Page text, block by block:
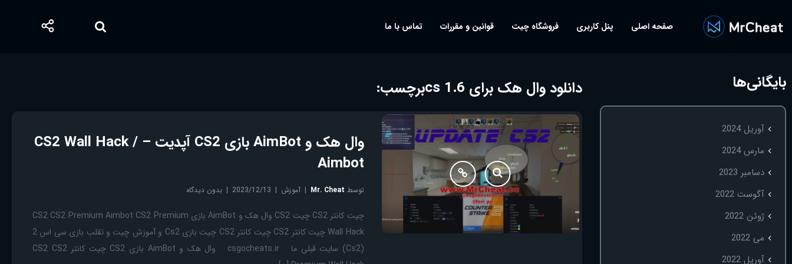
صفحه اصلی پنل کاربری فروشگاه چیت قوانین و مقررات تماس با ما
بایگانی‌ها
آوریل 2024
مارس 2024
دسامبر 2023
آگوست 2022
ژوئن 2022
می 2022
آوریل 2022
برچسب: دانلود وال هک برای cs 1.6
وال هک و AimBot بازی CS2 آپدیت – CS2 Wall Hack /
Aimbot
توسط Mr. Cheat آموزش 2023/12/13 بدون دیدگاه
چیت کانتر CS2 چیت CS2 وال هک و AimBot بازی CS2 CS2 Premium Aimbot CS2 Premium
Wall Hack چیت کانتر CS2 چیت کانتر CS2 چیت بازی Cs2 و آموزش چیت و تقلب بازی سی اس 2
(Cs2) سایت قبلی ما csgocheats.ir وال هک و AimBot بازی CS2 چیت کانتر CS2 CS2